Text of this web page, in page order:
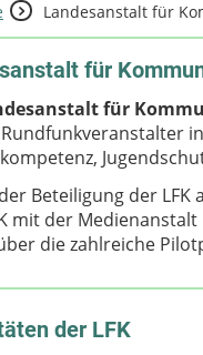
Landesanstalt für
für
für
Beteiligung der
mit der
die zahlreiche
der LFK